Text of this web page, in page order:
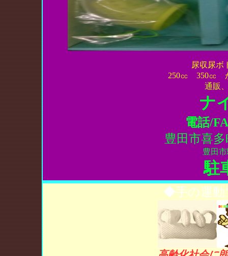
尿収尿ボ
250㏄ 350㏄
通販
ナ
電話/
豊田市喜
豊田
駐
◆手の運